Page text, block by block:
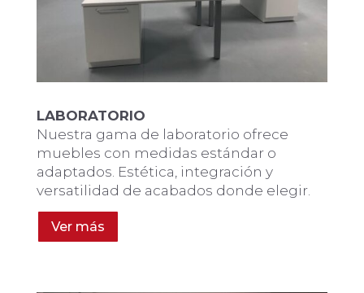
LABORATORIO
Nuestra gama de laboratorio ofrece
muebles con medidas estándar o
adaptados. Estética, integración y
versatilidad de acabados donde elegir.
Ver más